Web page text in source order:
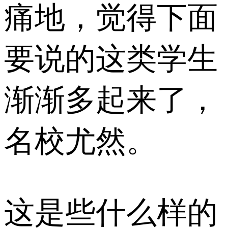
痛地，觉得下面
要说的这类学生
渐渐多起来了，
名校尤然。
这是些什么样的